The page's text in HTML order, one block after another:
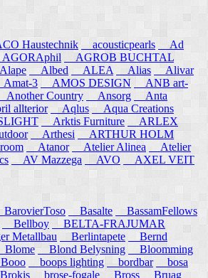
Haustechnik acousticpearls
Ad
AGROB BUCHTAL
Albed ALEA Alias
Alivar
3 AMOS DESIGN
ANB art-
Another Country Ansorg
Anta
allterior Aqlus Aqua Creations
Arktis Furniture
ARLEX
Arthesi
ARTHUR HOLM
Atanor Atelier Alinea
Atelier
AV Mazzega AVO
AXEL VEIT
Basalte
BassamFellows
Bellboy
BELTA-FRAJUMAR
Metallbau Berlintapete
Bernd
Blome Blond Belysning
Bloomming
boops lighting bordbar
bosa
brose-fogale Bross Bruag